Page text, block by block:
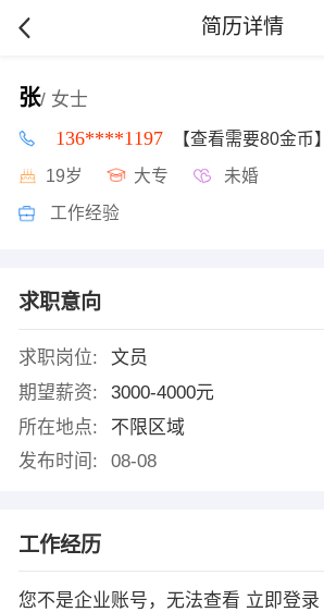
简历详情
张/ 女士
136****1197 【查看需要80金币】
19岁 大专 未婚
工作经验
求职意向
求职岗位:
文员
期望薪资:
3000-4000元
所在地点:
不限区域
发布时间:
08-08
工作经历
您不是企业账号，无法查看 立即登录